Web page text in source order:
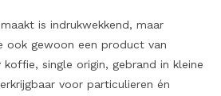
is indrukwekkend, maar
ook gewoon een product van
single origin, gebrand in kleine
voor particulieren én